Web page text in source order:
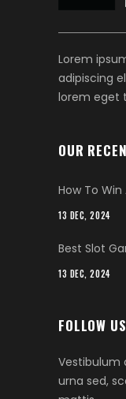
Lorem
adipiscing
lorem eget
OUR
How To
13 DEC, 2024
Best Slot
13 DEC, 2024
FOLLOW US
Vestibulum
urna sed,